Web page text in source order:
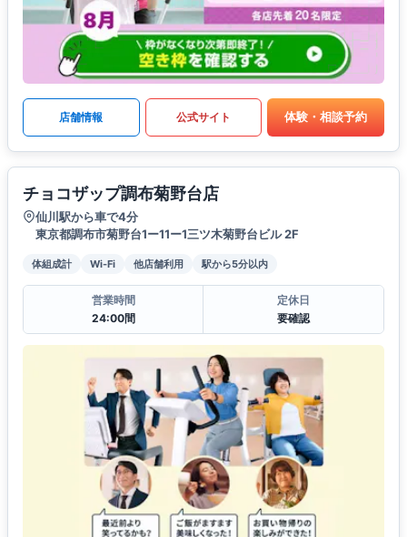
店舗情報 公式サイト 体験・相談予約
チョコザップ調布菊野台店
仙川駅から車で4分
東京都調布市菊野台1ー11ー1三ツ木菊野台ビル 2F
体組成計 Wi-Fi 他店舗利用 駅から5分以内
営業時間
24:00間
定休日
要確認